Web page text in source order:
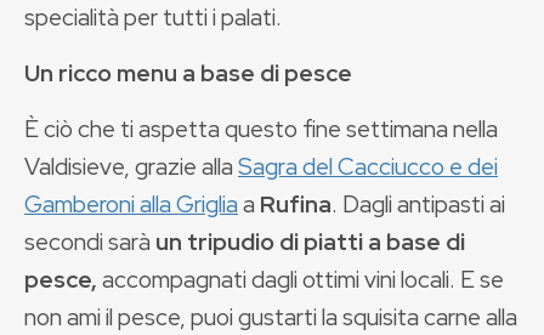
specialità per tutti i palati.
Un ricco menu a base di pesce
È ciò che ti aspetta questo fine settimana nella
Valdisieve, grazie allaSagra del Cacciucco e dei
Gamberoni alla Grigliaa Rufina. Dagli antipasti ai
secondi sarà un tripudio di piatti a base di
pesce,accompagnati dagli ottimi vini locali. E se
non ami il pesce, puoi gustarti la squisita carne alla